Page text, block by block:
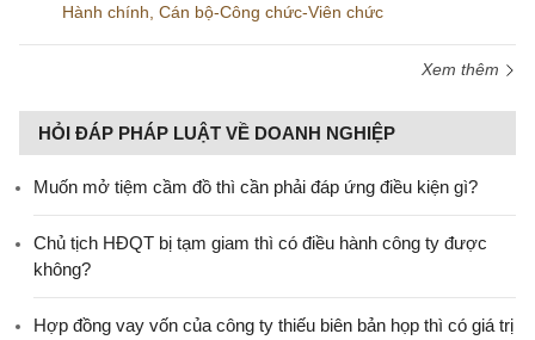
Hành chính Cán bộ-Công chức-Viên chức
Xem thêm
HỎI ĐÁP PHÁP LUẬT VỀ DOANH NGHIỆP
Muốn mở tiệm cầm đồ thì cần phải đáp ứng điều kiện gì?
Chủ tịch HĐQT bị tạm giam thì có điều hành công ty được
không?
Hợp đồng vay vốn của công ty thiếu biên bản họp thì có giá trị